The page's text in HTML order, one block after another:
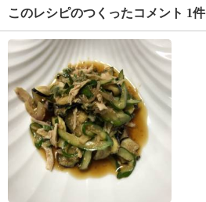
このレシピのつくったコメント 1件